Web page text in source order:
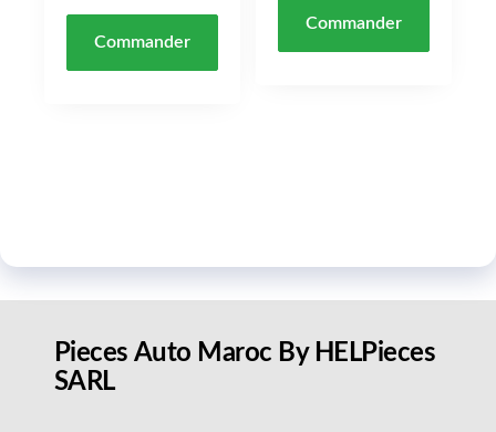
Commander
Commander
Pieces Auto Maroc By HELPieces
SARL